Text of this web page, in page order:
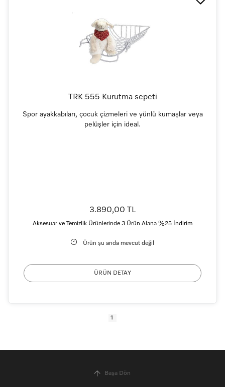
TRK 555 Kurutma sepeti
Spor ayakkabıları, çocuk çizmeleri ve yünlü kumaşlar veya
pelüşler için ideal.
3.890,00 TL
Aksesuar ve Temizlik Ürünlerinde 3 Ürün Alana %25 İndirim
Ürün şu anda mevcut değil
ÜRÜN DETAY
1
Başa Dön